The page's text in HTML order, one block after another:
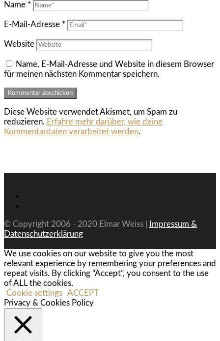
Name *
E-Mail-Adresse *
Website
Name, E-Mail-Adresse und Website in diesem Browser
für meinen nächsten Kommentar speichern.
Diese Website verwendet Akismet, um Spam zu
reduzieren. Erfahre mehr darüber, wie deine
Kommentardaten verarbeitet werden.
© Copyright 2006 - 2020 Elmar Weiss |
Impressum &
Datenschutzerklärung
We use cookies on our website to give you the most
relevant experience by remembering your preferences and
repeat visits. By clicking “Accept”, you consent to the use
of ALL the cookies.
Cookie settings ACCEPT
Privacy & Cookies Policy